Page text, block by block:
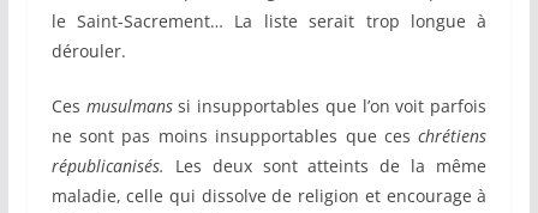
le Saint-Sacrement… La liste serait trop longue à
dérouler.
Ces musulmanssi insupportables que l’on voit parfois
ne sont pas moins insupportables que ceschrétiens
républicanisés. Les deux sont atteints de la même
maladie, celle qui dissolve de religion et encourage à